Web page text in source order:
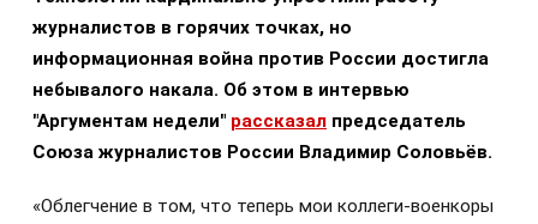
журналистов в горячих точках, но
информационная война против России достигла
небывалого накала. Об этом в интервью
"Аргументам недели" рассказал председатель
Союза журналистов России Владимир Соловьёв.
«Облегчение в том, что теперь мои коллеги-военкоры